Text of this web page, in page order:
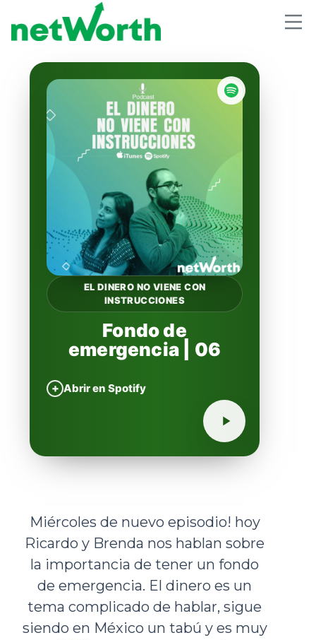
EL DINERO NO VIENE CON
INSTRUCCIONES
Fondo de
emergencia | 06
+ Abrir en Spotify
Miércoles de nuevo episodio! hoy
Ricardo y Brenda nos hablan sobre
la importancia de tener un fondo
de emergencia. El dinero es un
tema complicado de hablar, sigue
siendo en México un tabú y es muy